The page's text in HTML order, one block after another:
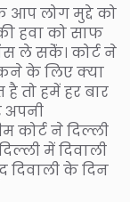
आप लोग मुद्दे को
हवा को साफ
ले सकेंं। कोर्ट ने
के लिए क्या
तो हमें हर बार
अपनी
कोर्ट ने दिल्ली
में दिवाली
दिवाली के दिन